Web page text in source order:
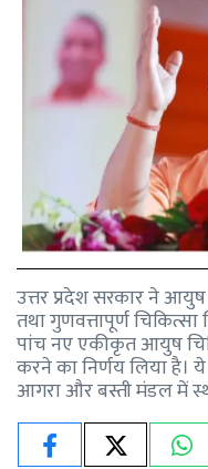
उत्तर प्रदेश सरकार ने
तथा गुणवत्तापूर्ण
पांच नए एकीकृत आयुष
करने का निर्णय लिया है।
आगरा और बस्ती मंडल में